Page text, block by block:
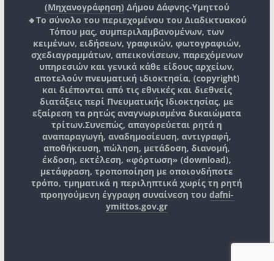
(Μηχανογράφηση) Δήμου Δάφνης-Υμηττού
🔸Το σύνολο του περιεχομένου του Διαδικτυακού
Τόπου μας, συμπεριλαμβανομένων, των
κειμένων, ειδήσεων, γραφικών, φωτογραφιών,
σχεδιαγραμμάτων, απεικονίσεων, παρεχόμενων
υπηρεσιών και γενικά κάθε είδους αρχείων,
αποτελούν πνευματική ιδιοκτησία, (copyright)
και διέπονται από τις εθνικές και διεθνείς
διατάξεις περί Πνευματικής Ιδιοκτησίας, με
εξαίρεση τα ρητώς αναγνωρισμένα δικαιώματα
τρίτων.Συνεπώς, απαγορεύεται ρητά η
αναπαραγωγή, αναδημοσίευση, αντιγραφή,
αποθήκευση, πώληση, μετάδοση, διανομή,
έκδοση, εκτέλεση, «φόρτωση» (download),
μετάφραση, τροποποίηση με οποιονδήποτε
τρόπο, τμηματικά η περιληπτικά χωρίς τη ρητή
προηγούμενη έγγραφη συναίνεση του dafni-
ymittos.gov.gr